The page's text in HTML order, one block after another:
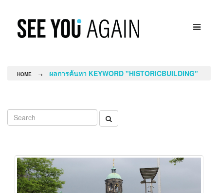
HOME → ผลการค้นหา KEYWORD "HISTORICBUILDING"